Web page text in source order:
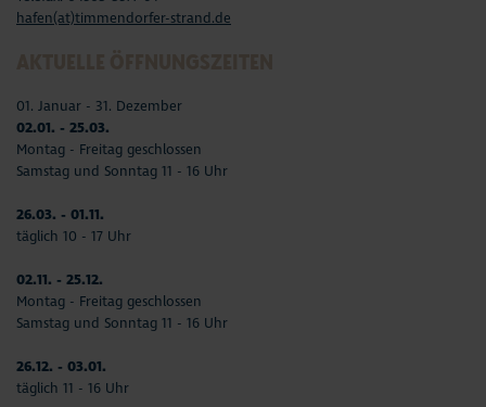
hafen(at)timmendorfer-strand.de
01. Januar - 31. Dezember
02.01. - 25.03.
Montag - Freitag geschlossen
Samstag und Sonntag 11 - 16 Uhr
26.03. - 01.11.
täglich 10 - 17 Uhr
02.11. - 25.12.
Montag - Freitag geschlossen
Samstag und Sonntag 11 - 16 Uhr
26.12. - 03.01.
täglich 11 - 16 Uhr